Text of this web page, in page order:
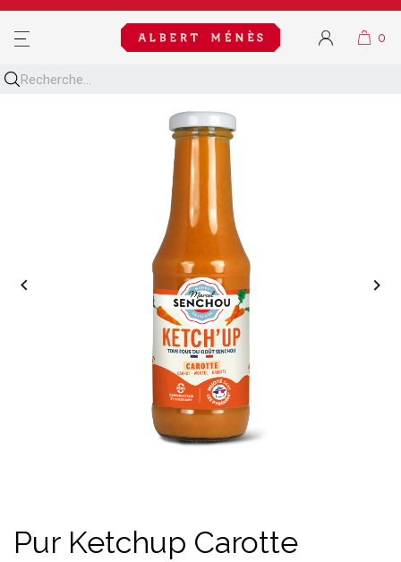
MENU
 
Pur Ketchup Carotte